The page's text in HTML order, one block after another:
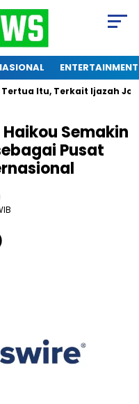
ENTERTAINMENT
Itu, Terkait Ijazah
Semakin
Pusat